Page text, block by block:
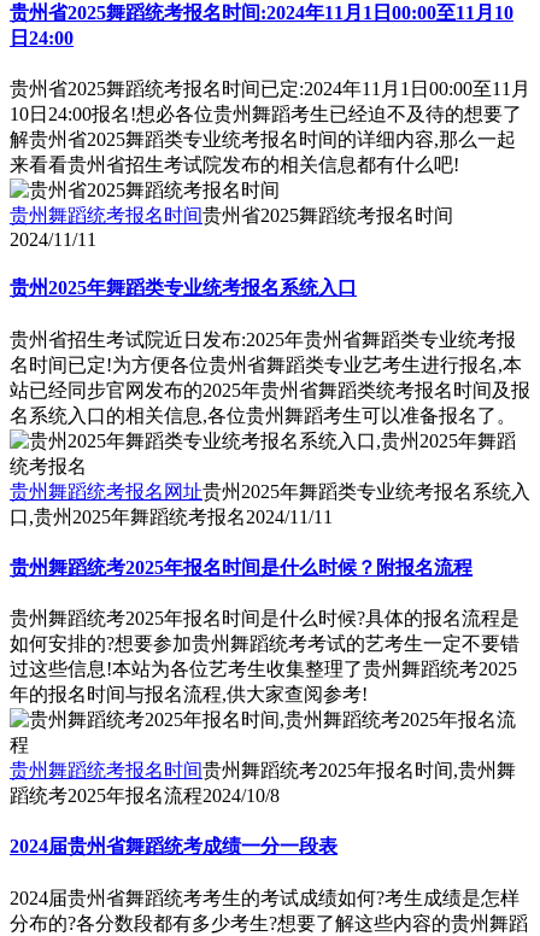
贵州省2025舞蹈统考报名时间:2024年11月1日00:00至11月10
日24:00
贵州省2025舞蹈统考报名时间已定:2024年11月1日00:00至11月
10日24:00报名!想必各位贵州舞蹈考生已经迫不及待的想要了
解贵州省2025舞蹈类专业统考报名时间的详细内容,那么一起
来看看贵州省招生考试院发布的相关信息都有什么吧!
贵州舞蹈统考报名时间贵州省2025舞蹈统考报名时间
2024/11/11
贵州2025年舞蹈类专业统考报名系统入口
贵州省招生考试院近日发布:2025年贵州省舞蹈类专业统考报
名时间已定!为方便各位贵州省舞蹈类专业艺考生进行报名,本
站已经同步官网发布的2025年贵州省舞蹈类统考报名时间及报
名系统入口的相关信息,各位贵州舞蹈考生可以准备报名了。
贵州舞蹈统考报名网址贵州2025年舞蹈类专业统考报名系统入
口,贵州2025年舞蹈统考报名2024/11/11
贵州舞蹈统考2025年报名时间是什么时候？附报名流程
贵州舞蹈统考2025年报名时间是什么时候?具体的报名流程是
如何安排的?想要参加贵州舞蹈统考考试的艺考生一定不要错
过这些信息!本站为各位艺考生收集整理了贵州舞蹈统考2025
年的报名时间与报名流程,供大家查阅参考!
贵州舞蹈统考报名时间贵州舞蹈统考2025年报名时间,贵州舞
蹈统考2025年报名流程2024/10/8
2024届贵州省舞蹈统考成绩一分一段表
2024届贵州省舞蹈统考考生的考试成绩如何?考生成绩是怎样
分布的?各分数段都有多少考生?想要了解这些内容的贵州舞蹈